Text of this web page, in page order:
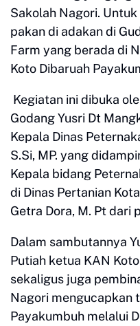
Sakolah Nagori.
pakan di adakan di
Farm yang berada di
Koto Dibaruah
Kegiatan ini dibuka
Godang Yusri Dt
Kepala Dinas
S.Si, MP. yang
Kepala bidang
di Dinas Pertanian
Getra Dora, M. Pt dari
Dalam sambutannya
Putiah ketua KAN
sekaligus juga
Nagori mengucapkan
Payakumbuh melalui